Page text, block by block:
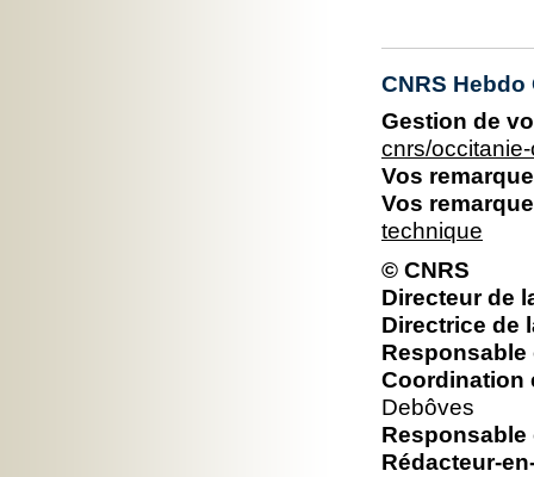
CNRS
Gestion de
cnrs/
Vos
Vos
technique
© CNRS
Directeur de
Directrice de
Coordination
Debôves
Rédacteur-